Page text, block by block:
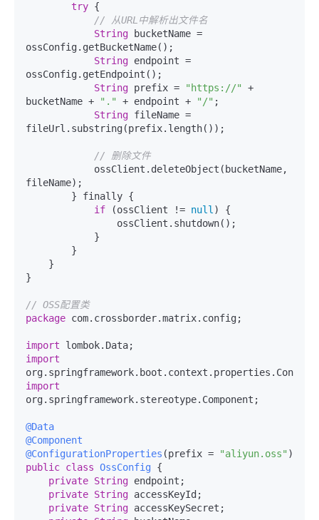
try {
// 从URL中解析出文件名
String bucketName =
ossConfig.getBucketName();
String endpoint =
ossConfig.getEndpoint();
String prefix = "https://"
+
bucketName +
"." + endpoint + "/" ;
String fileName =
fileUrl.substring(prefix.length());
// 删除文件
fileName);
if (ossClient != null ) {
}
// OSS配置类
package com.crossborder.matrix.config;
import
import
import
org.springframework.stereotype.Component;
@Data
@Component
@ConfigurationProperties (prefix = "aliyun.oss"
public class OssConfig
{
private String endpoint;
private String accessKeyId;
private String accessKeySecret;